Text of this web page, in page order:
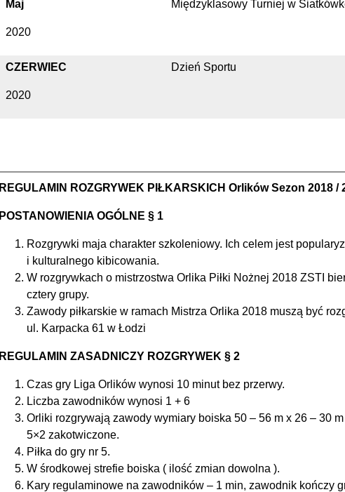
Maj
2020
Międzyklasowy Turniej w
CZERWIEC
2020
Dzień Sportu
REGULAMIN ROZGRYWEK PIŁKARSKICH Orlików Sezon 2018 /
POSTANOWIENIA OGÓLNE § 1
Rozgrywki maja charakter szkoleniowy. Ich celem jest
i kulturalnego kibicowania.
W rozgrywkach o mistrzostwa Orlika Piłki Nożnej 2018 ZSTI
cztery grupy.
Zawody piłkarskie w ramach Mistrza Orlika 2018 muszą być
ul. Karpacka 61 w Łodzi
REGULAMIN ZASADNICZY ROZGRYWEK § 2
Czas gry Liga Orlików wynosi 10 minut bez przerwy.
Liczba zawodników wynosi 1 + 6
Orliki rozgrywają zawody wymiary boiska 50 – 56 m x 26 – 30
5×2 zakotwiczone.
Piłka do gry nr 5.
W środkowej strefie boiska ( ilość zmian dowolna ).
Kary regulaminowe na zawodników – 1 min, zawodnik kończy